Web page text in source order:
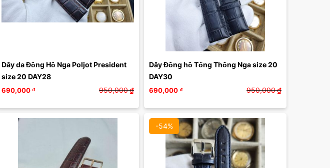
Dây da Đồng Hồ Nga Poljot President
size 20 DAY28
690,000₫ 950,000₫
Dây Đồng hồ Tổng Thống Nga size 20
DAY30
690,000₫ 950,000₫
-54%